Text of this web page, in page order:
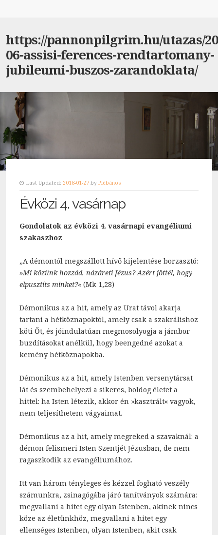
https://pannonpilgrim.hu/utazas/
06-assisi-ferences-rendtartomany-
jubileumi-buszos-zarandoklata/
Last Updated: 2018-01-27 by Plébános
Évközi 4. vasárnap
Gondolatok az évközi 4. vasárnapi evangéliumi
szakaszhoz
„A démontól megszállott hívő kijelentése borzasztó:
»Mi közünk hozzád, názáreti Jézus? Azért jöttél, hogy
elpusztíts minket?« (Mk 1,28)
Démonikus az a hit, amely az Urat távol akarja
tartani a hétköznapoktól, amely csak a szakrálishoz
köti Őt, és jóindulatúan megmosolyogja a jámbor
buzdításokat anélkül, hogy beengedné azokat a
kemény hétköznapokba.
Démonikus az a hit, amely Istenben versenytársat
lát és szembehelyezi a sikeres, boldog életet a
hittel: ha Isten létezik, akkor én »kasztrált« vagyok,
nem teljesíthetem vágyaimat.
Démonikus az a hit, amely megreked a szavaknál: a
démon felismeri Isten Szentjét Jézusban, de nem
ragaszkodik az evangéliumához.
Itt van három tényleges és kézzel fogható veszély
számunkra, zsinagógába járó tanítványok számára:
megvallani a hitet egy olyan Istenben, akinek nincs
köze az életünkhöz, megvallani a hitet egy
ellenséges Istenben, olyan Istenben, akit csak